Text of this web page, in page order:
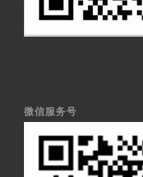
微信服务号